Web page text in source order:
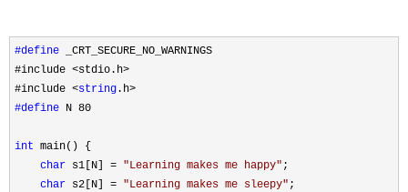
#define _CRT_SECURE_NO_WARNINGS
#include <stdio.h>
#include <string
#define N 80
int main() {
char s1[N] = "Learning makes me happy" ;
char s2[N] = "Learning makes me sleepy" ;